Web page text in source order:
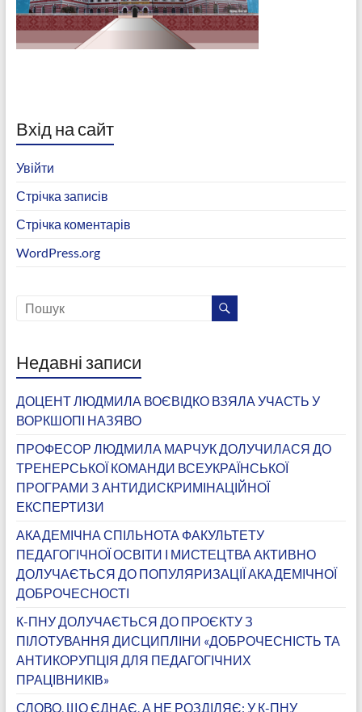
Вхід на сайт
Увійти
Стрічка записів
Стрічка коментарів
WordPress.org
Недавні записи
ДОЦЕНТ ЛЮДМИЛА ВОЄВІДКО ВЗЯЛА УЧАСТЬ У
ВОРКШОПІ НАЗЯВО
ПРОФЕСОР ЛЮДМИЛА МАРЧУК ДОЛУЧИЛАСЯ ДО
ТРЕНЕРСЬКОЇ КОМАНДИ ВСЕУКРАЇНСЬКОЇ
ПРОГРАМИ З АНТИДИСКРИМІНАЦІЙНОЇ
ЕКСПЕРТИЗИ
АКАДЕМІЧНА СПІЛЬНОТА ФАКУЛЬТЕТУ
ПЕДАГОГІЧНОЇ ОСВІТИ І МИСТЕЦТВА АКТИВНО
ДОЛУЧАЄТЬСЯ ДО ПОПУЛЯРИЗАЦІЇ АКАДЕМІЧНОЇ
ДОБРОЧЕСНОСТІ
К-ПНУ ДОЛУЧАЄТЬСЯ ДО ПРОЄКТУ З
ПІЛОТУВАННЯ ДИСЦИПЛІНИ «ДОБРОЧЕСНІСТЬ ТА
АНТИКОРУПЦІЯ ДЛЯ ПЕДАГОГІЧНИХ
ПРАЦІВНИКІВ»
СЛОВО, ЩО ЄДНАЄ, А НЕ РОЗДІЛЯЄ: У К-ПНУ